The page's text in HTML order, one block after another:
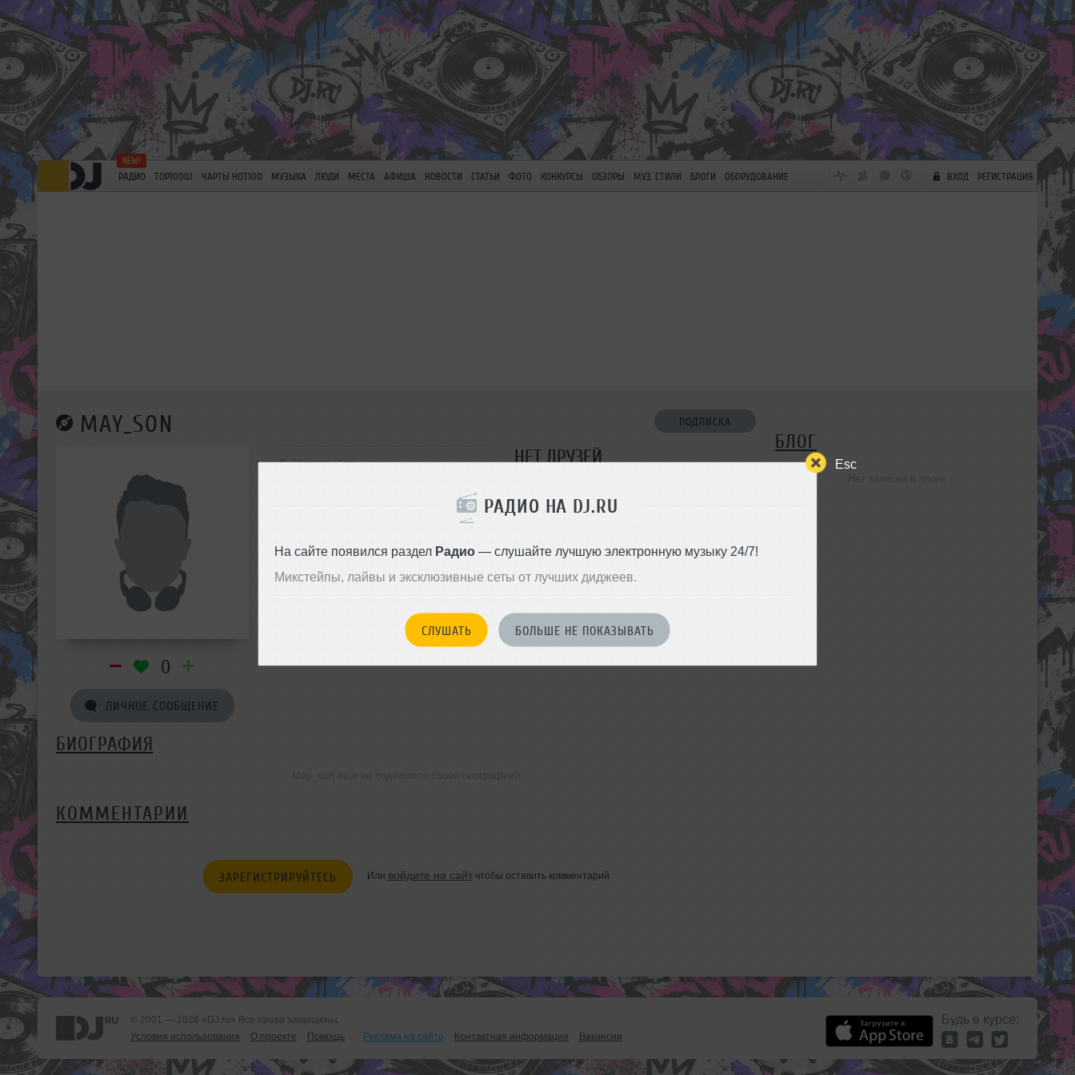
Esc
РАДИО НА DJ.RU
На сайте появился раздел Радио— слушайте лучшую электронную музыку 24/7!
Микстейпы, лайвы и эксклюзивные сеты от лучших диджеев.
СЛУШАТЬ БОЛЬШЕ НЕ ПОКАЗЫВАТЬ
РАДИО TOP100DJ ЧАРТЫ HOT100 МУЗЫКА ЛЮДИ МЕСТА АФИША НОВОСТИ СТАТЬИ ФОТО КОНКУРСЫ ОБЗОРЫ МУЗ. СТИЛИ БЛОГИ ОБОРУДОВАНИЕ ВХОД РЕГИСТРАЦИЯ
MAY_SON ПОДПИСКА
0
ЛИЧНОЕ СООБЩЕНИЕ
Украина, Харьков НЕТ ДРУЗЕЙ
БИОГРАФИЯ
КОММЕНТАРИИ
ЗАРЕГИСТРИРУЙТЕСЬ Или войдите на сайтчтобы оставить комментарий
БЛОГ
© 2001 — 2026 «DJ.ru» Все права защищены.
Условия использования
О проекте Помощь Реклама на сайте Контактная информация Вакансии
Будь в курсе: